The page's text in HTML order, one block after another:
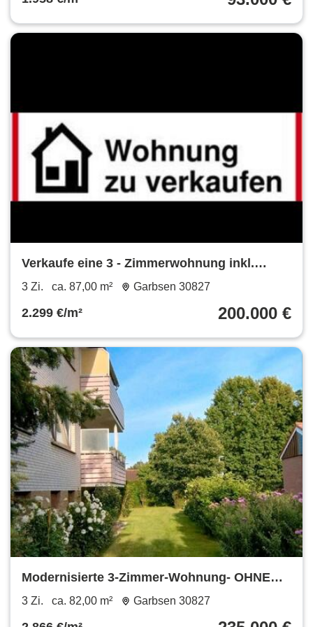
Verkaufe eine 3 - Zimmerwohnung inkl.
Garage
3 Zi. ca. 87,00 m² Garbsen 30827
2.299 €/m² 200.000 €
Modernisierte 3-Zimmer-Wohnung- OHNE
PROVISION
3 Zi. ca. 82,00 m² Garbsen 30827